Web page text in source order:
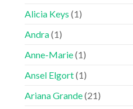
Alicia Keys (1)
Andra(1)
Anne-Marie(1)
Ansel Elgort(1)
Ariana Grande(21)